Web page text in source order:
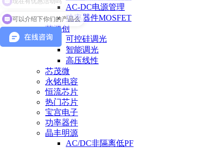
AC-DC电源管理
功率器件MOSFET
芯源创
可控硅调光
智能调光
高压线性
芯茂微
永铭电容
恒流芯片
热门芯片
宝宫电子
功率器件
晶丰明源
AC/DC非隔离低PF
可以介绍下你们的产品么